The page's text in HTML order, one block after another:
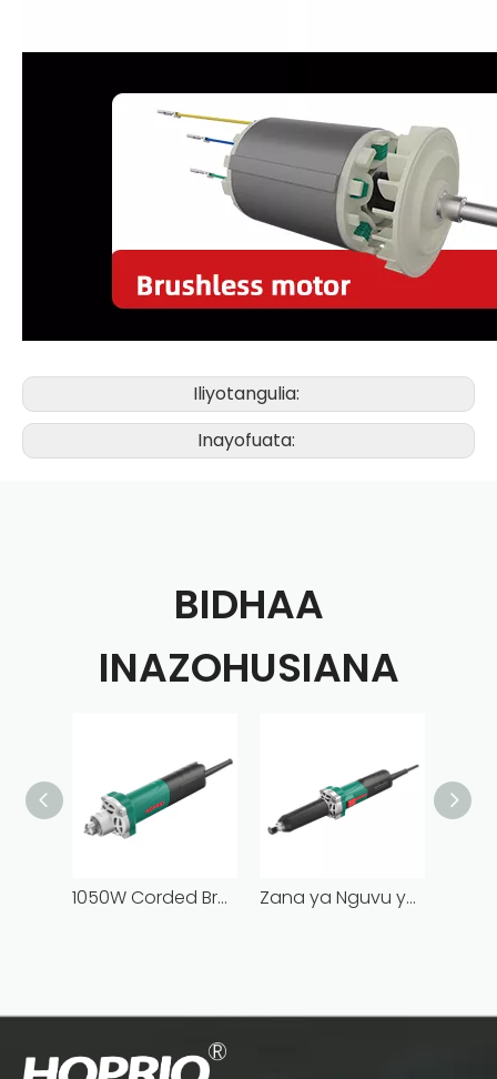
Iliyotangulia:
Inayofuata:
BIDHAA
INAZOHUSIANA
1050W Corded Brushless Neck Ndefu Die Grinder Professional Electric Hand Grinder Machine Zana ya Nguvu ya Kiwango cha Viwanda ya 1050W Side Switch ya Kiwanda bila Mswaki kwa ajili ya Kusaga na Maandalizi ya Uso Mzito